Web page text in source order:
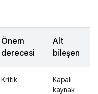
Önem
derecesi
Alt
bileşen
Kritik
Kapalı
kaynak